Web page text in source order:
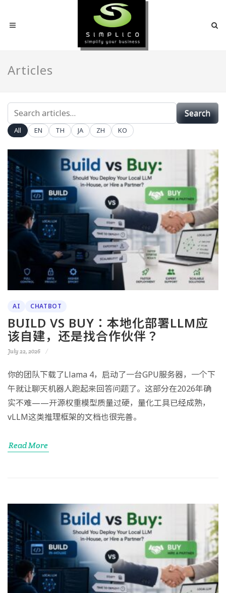
Articles
ARTICLES
Search
All EN TH JA ZH KO
AI CHATBOT
BUILD VS BUY：本地化部署LLM应
该自建，还是找合作伙伴？
July 22, 2026
你的团队下载了Llama 4，启动了一台GPU服务器，一个下
午就让聊天机器人跑起来回答问题了。这部分在2026年确
实不难——开源权重模型质量过硬，量化工具已经成熟，
vLLM这类推理框架的文档也很完善。
Read More